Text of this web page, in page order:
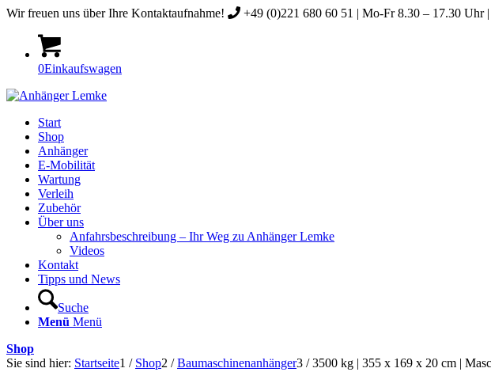
Wir freuen uns über Ihre Kontaktaufnahme! +49 (0)221 680 60 51 | Mo-Fr 8.30 – 17.30 Uhr
0Einkaufswagen
Start
Shop
Anhänger
E-Mobilität
Wartung
Verleih
Zubehör
Über uns
Anfahrsbeschreibung – Ihr Weg zu Anhänger Lemke
Videos
Kontakt
Tipps und News
Suche
Menü Menü
Shop
Sie sind hier: Startseite1 / Shop2 / Baumaschinenanhänger3 / 3500 kg | 355 x 169 x 20 cm |